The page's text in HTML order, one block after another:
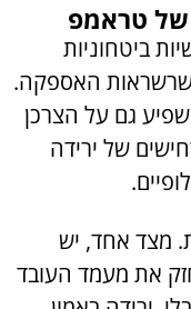
של טראמפ
ביטחוניות
האספקה.
גם על הצרכן
של ירידה
מצד אחד, יש
את מעמד העובד